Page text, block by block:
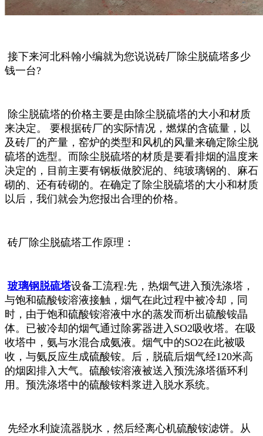
接下来河北科翰小编就为您说说砖厂除尘脱硫塔多少
钱一台?
除尘脱硫塔的价格主要是由除尘脱硫塔的大小和材质
来决定。 要根据砖厂的实际情况，燃煤的含硫量，以
及砖厂的产量，窑炉的类型和风机的风量来确定除尘脱
硫塔的选型。而除尘脱硫塔的材质是要看排烟的温度来
决定的，目前主要有钢板做胶泥的、纯玻璃钢的、麻石
砌的、还有砖砌的。在确定了除尘脱硫塔的大小和材质
以后，我们就会为您报出合理的价格。
砖厂除尘脱硫塔工作原理：
玻璃钢脱硫塔设备工流程:先，热烟气进入预洗涤塔，
与饱和硫酸铵溶液接触，烟气在此过程中被冷却，同
时，由于饱和硫酸铵溶液中水的蒸发而析出硫酸铵晶
体。已被冷却的烟气通过除雾器进入SO2吸收塔。在吸
收塔中，氨与水混合成氨液。烟气中的SO2在此被吸
收，与氨反应生成硫酸铵。 后，脱硫后烟气经120米高
的烟囱排入大气。硫酸铵溶液被送入预洗涤塔循环利
用。预洗涤塔中的硫酸铵料浆进入脱水系统。
先经水利旋流器脱水，然后经离心机硫酸铵滤饼。从